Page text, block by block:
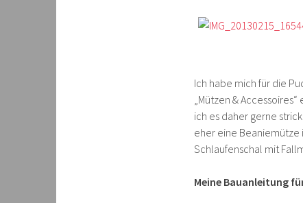
Ich habe mich für die
„Mützen &
ich es daher gerne
eher eine Beaniemütze
Schlaufenschal mit
Meine Bauanleitung